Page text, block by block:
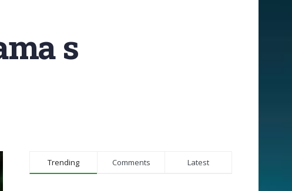
s
Trending Comments Latest